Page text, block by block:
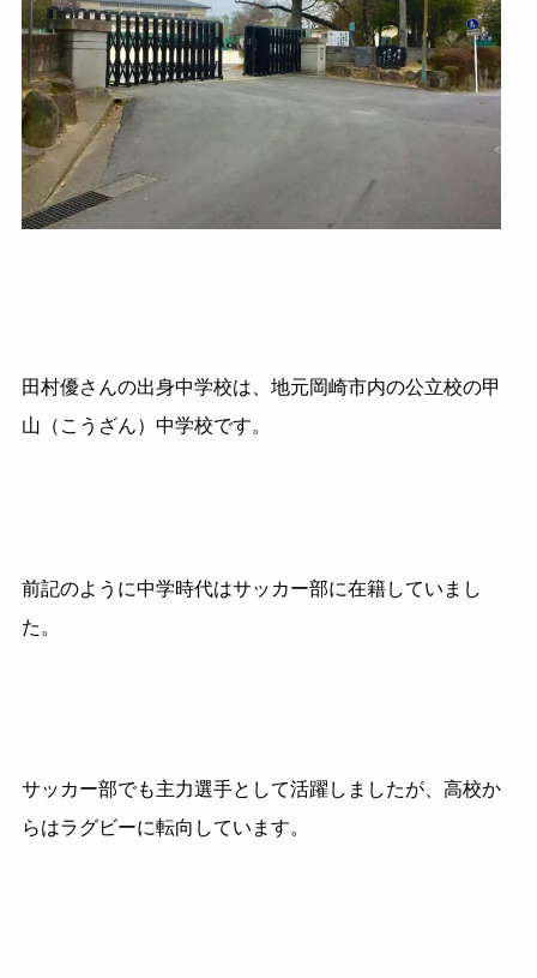
田村優さんの出身中学校は、地元岡崎市内の公立校の甲
山（こうざん）中学校です。
前記のように中学時代はサッカー部に在籍していまし
た。
サッカー部でも主力選手として活躍しましたが、高校か
らはラグビーに転向しています。